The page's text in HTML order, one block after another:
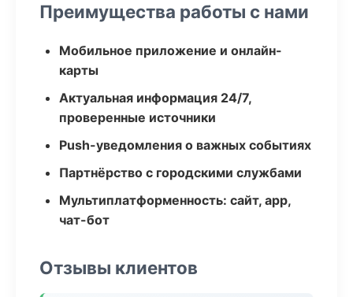
Преимущества работы с нами
Мобильное приложение и онлайн-
карты
Актуальная информация 24/7,
проверенные источники
Push-уведомления о важных событиях
Партнёрство с городскими службами
Мультиплатформенность: сайт, app,
чат-бот
Отзывы клиентов